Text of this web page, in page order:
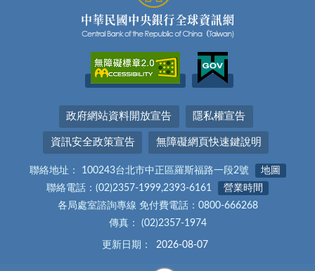
政府網站資料開放宣告 隱私權宣告
資訊安全政策宣告 無障礙網頁快速鍵說明
聯絡地址： 100243台北市中正區羅斯福路一段2號
地圖
聯絡電話：(02)2357-1999,2393-6161
營業時間
各局處室諮詢專線 免付費電話：0800-666268
傳真： (02)2357-1974
更新日期： 2026-08-07